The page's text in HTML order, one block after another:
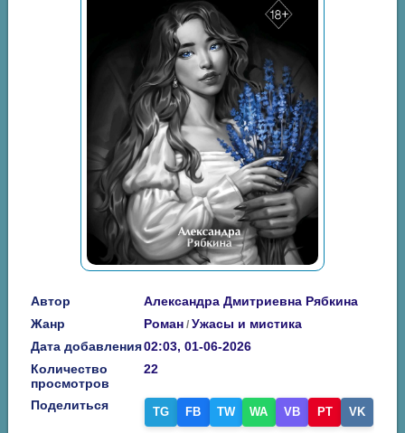
Автор
Александра Дмитриевна Рябкина
Жанр
Роман /Ужасы и мистика
Дата добавления02:03, 01-06-2026
Количество
просмотров
22
Поделиться TG FB TW WA VB PT VK